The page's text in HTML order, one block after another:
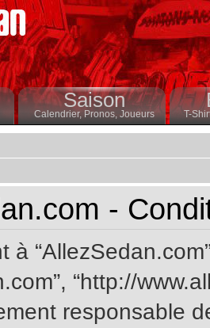
Saison
Calendrier,Pronos, Joueurs T-
-
à
“http://
responsable